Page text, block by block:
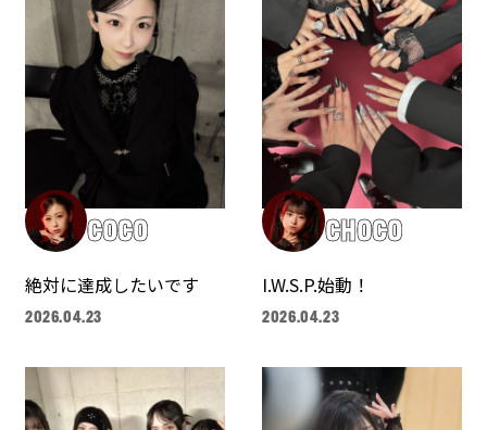
COCO
絶対に達成したいです
2026.04.23
CHOCO
I.W.S.P.始動！
2026.04.23